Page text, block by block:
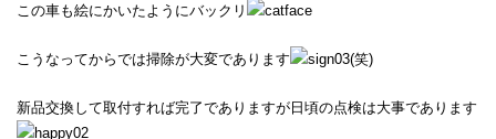
この車も絵にかいたようにバックリ
こうなってからでは掃除が大変であります (笑)
新品交換して取付すれば完了でありますが日頃の点検は大事であります